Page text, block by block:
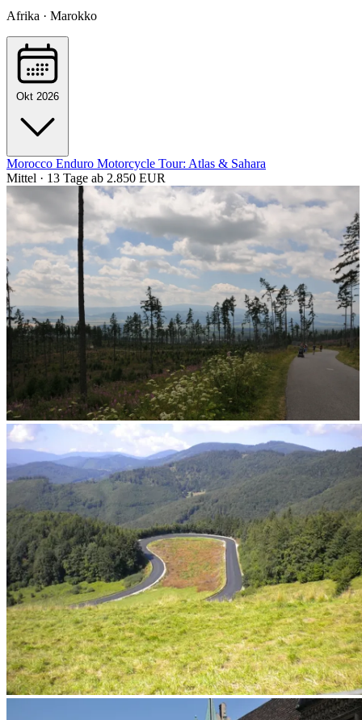
Afrika · Marokko
Okt 2026
Morocco Enduro Motorcycle Tour: Atlas & Sahara
Mittel · 13 Tage ab 2.850 EUR